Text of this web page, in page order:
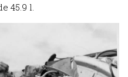
45.9 l.